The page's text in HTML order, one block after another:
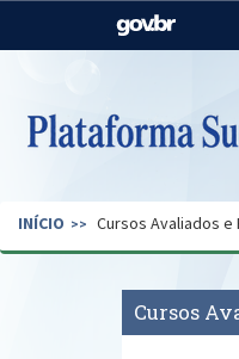
Casa Civil
Pecuária e
Secretaria de
INÍCIO Cursos Avaliados
Cursos